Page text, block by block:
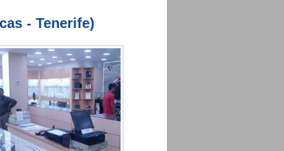
- Tenerife)